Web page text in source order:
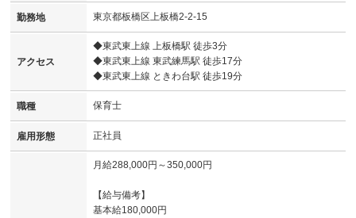
勤務地 東京都板橋区上板橋2-2-15
アクセス
◆東武東上線 上板橋駅 徒歩3分
◆東武東上線 東武練馬駅 徒歩17分
◆東武東上線 ときわ台駅 徒歩19分
職種 保育士
雇用形態 正社員
月給288,000円～350,000円
【給与備考】
基本給180,000円